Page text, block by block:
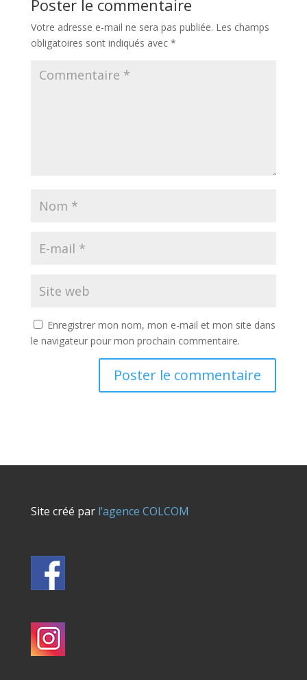
Poster le commentaire
Votre adresse e-mail ne sera pas publiée. Les champs
obligatoires sont indiqués avec *
Enregistrer mon nom, mon e-mail et mon site dans
le navigateur pour mon prochain commentaire.
Site créé parl’agence COLCOM